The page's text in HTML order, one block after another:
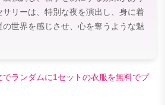
サリーは、特別な夜を演出し、身に着
世界を感じさせ、心を奪うような魅
ランダムに1セットの衣服を無料でプ